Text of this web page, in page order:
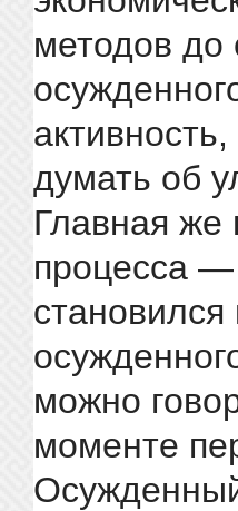
методов до
думать об
Главная же
процесса —
можно
моменте